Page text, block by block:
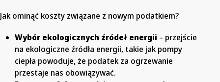
Jak ominąć koszty związane z nowym podatkiem?
Wybór ekologicznych źródeł energii – przejście
na ekologiczne źródła energii, takie jak pompy
ciepła powoduje, że podatek za ogrzewanie
przestaje nas obowiązywać.